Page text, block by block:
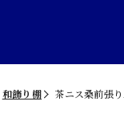
和飾り棚 茶ニス桑前張